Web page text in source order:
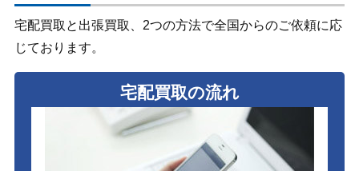
宅配買取と出張買取、2つの方法で全国からのご依頼に応
じております。
宅配買取の流れ